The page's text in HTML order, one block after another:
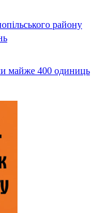
району
майже 400 одиниць